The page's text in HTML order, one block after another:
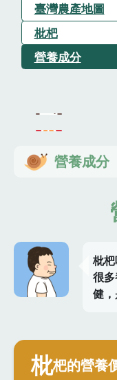
臺灣農產地圖
枇杷
營養成分
營養成分
枇
很
健
枇杷的營養